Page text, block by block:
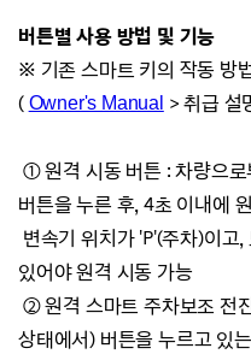
버튼별 사용 방법 및 기능
※ 기존 스마트 키의 작동 방
( Owner's Manual >취급 설
①원격 시동 버튼 :차량으
버튼을 누른 후, 4초 이내에
변속기 위치가 'P'(주차)이고
있어야 원격 시동 가능
②원격 스마트 주차보조 전
상태에서) 버튼을 누르고 있